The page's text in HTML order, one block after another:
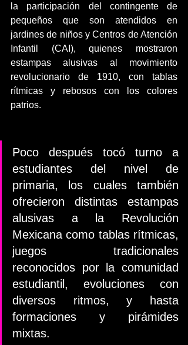
la participación del contingente de
pequeños que son atendidos en
jardines de niños y Centros de Atención
Infantil (CAI), quienes mostraron
estampas alusivas al movimiento
revolucionario de 1910, con tablas
rítmicas y rebosos con los colores
patrios.
Poco después tocó turno a
estudiantes del nivel de
primaria, los cuales también
ofrecieron distintas estampas
alusivas a la Revolución
Mexicana como tablas rítmicas,
juegos tradicionales
reconocidos por la comunidad
estudiantil, evoluciones con
diversos ritmos, y hasta
formaciones y pirámides
mixtas.